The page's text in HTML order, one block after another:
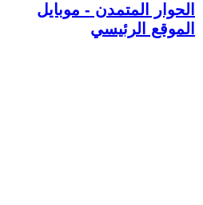
الحوار المتمدن - موبايل
الموقع الرئيسي